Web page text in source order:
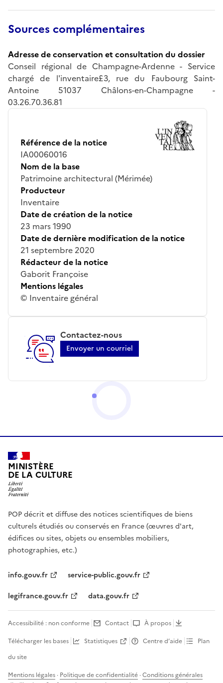
Sources complémentaires
Adresse de conservation et consultation du dossier
Conseil régional de Champagne-Ardenne - Service
chargé de l'inventaire£3, rue du Faubourg Saint-
Antoine 51037 Châlons-en-Champagne -
03.26.70.36.81
Référence de la notice
IA00060016
Nom de la base
Patrimoine architectural (Mérimée)
Producteur
Inventaire
Date de création de la notice
23 mars 1990
Date de dernière modification de la notice
21 septembre 2020
Rédacteur de la notice
Gaborit Françoise
Mentions légales
© Inventaire général
Contactez-nous
Envoyer un courriel
MINISTÈRE
DE LA CULTURE
POP décrit et diffuse des notices scientifiques de biens
culturels étudiés ou conservés en France (œuvres d'art,
édifices ou sites, objets ou ensembles mobiliers,
photographies, etc.)
info.gouv.fr
service-public.gouv.fr
legifrance.gouv.fr
data.gouv.fr
Accessibilité : non conforme Contact
À propos
Télécharger les bases
Statistiques Centre d’aide
Plan
du site
Mentions légales · Politique de confidentialité ·Conditions générales